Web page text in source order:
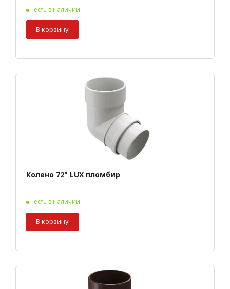
есть в наличии
В корзину
Колено 72° LUX пломбир
есть в наличии
В корзину